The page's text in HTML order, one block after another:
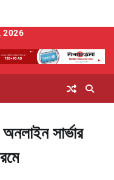
2026
অনলাইন সার্ভার